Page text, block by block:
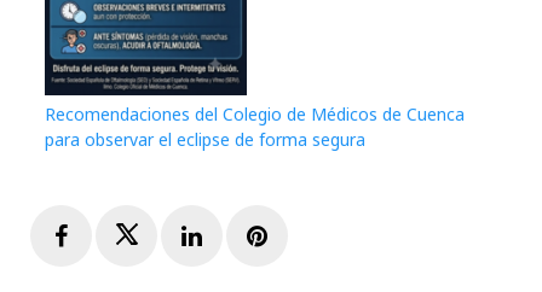
Recomendaciones del Colegio de Médicos de Cuenca
para observar el eclipse de forma segura
FacebookTwitterLinkedInPinterest